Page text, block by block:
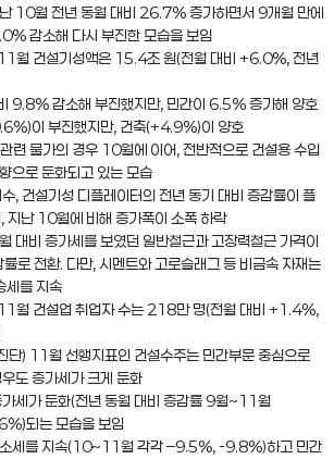
10월 전년 동월 대비 26.7% 증가하면서 9개월 만에
감소해 다시 부진한 모습을 보임
건설기성액은 15.4조 원(전월 대비 +6.0%, 전년
9.8% 감소해 부진했지만, 민간이 6.5% 증가해 양호
이 부진했지만, 건축(+4.9%)이 양호
련 물가의 경우 10월에 이어, 전반적으로 건설용 수입
으로 둔화되고 있는 모습
건설기성 디플레이터의 전년 동기 대비 증감률이 플
지난 10월에 비해 증가폭이 소폭 하락
비 증가세를 보였던 일반철근과 고장력철근 가격이
로 전환. 다만, 시멘트와 고로슬래그 등 비금속 자재는
세를 지속
건설업 취업자 수는 218만 명(전월 대비 +1.4%,
) 11월 선행지표인 건설수주는 민간부문 중심으로
도 증가세가 크게 둔화
세가 둔화(전년 동월 대비 증감률 9월~11월
되는 모습을 보임
세를 지속(10~11월 각각 –9.5%, -9.8%)하고 민간